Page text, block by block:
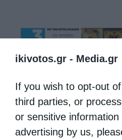
ikivotos.gr - Media.gr
If you wish to opt-out
third parties, or
or sensitive
advertising by us,